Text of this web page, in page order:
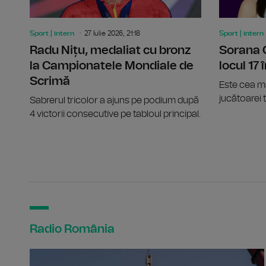
Sport | intern 27 Iulie 2026, 21:18
Radu Nițu, medaliat cu bronz
la Campionatele Mondiale de
Scrimă
Sabrerul tricolor a ajuns pe podium după
4 victorii consecutive pe tabloul principal.
Sport | intern
Sorana
locul 17
Este cea
jucătoarei
Radio România